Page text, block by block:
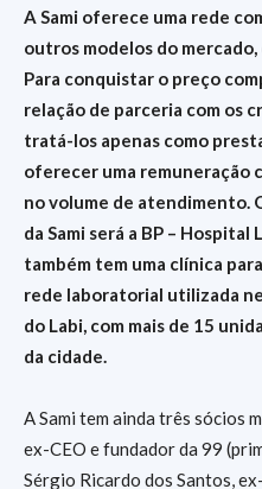
A Sami oferece uma rede
outros modelos do mercado,
Para conquistar o preço
relação de parceria com os
tratá-los apenas como
oferecer uma remuneração
no volume de atendimento.
da Sami será a BP –
também tem uma clínica
rede laboratorial utilizada
do Labi, com mais de 15
da cidade.
A Sami tem ainda três sócios
ex-CEO e fundador da 99
Sérgio Ricardo dos Santos,